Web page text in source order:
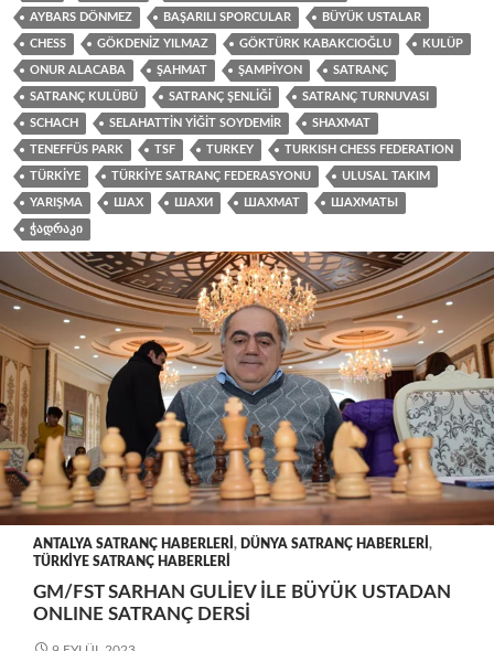
AYBARS DÖNMEZ BAŞARILI SPORCULAR BÜYÜK USTALAR
CHESS GÖKDENIZ YILMAZ GÖKTÜRK KABAKCIOĞLU KULÜP
ONUR ALACABA ŞAHMAT ŞAMPIYON SATRANÇ
SATRANÇ KULÜBÜ SATRANÇ ŞENLIĞI SATRANÇ TURNUVASI
SCHACH SELAHATTIN YIĞIT SOYDEMIR SHAXMAT
TENEFFÜS PARK TSF TURKEY TURKISH CHESS FEDERATION
TÜRKIYE TÜRKIYE SATRANÇ FEDERASYONU ULUSAL TAKIM
YARIŞMA ШАХ ШАХИ ШАХМАТ ШАХМАТЫ
ᲭᲐᲓᲠᲐᲙᲘ
ANTALYA SATRANÇ HABERLERI , DÜNYA SATRANÇ HABERLERI ,
TÜRKIYE SATRANÇ HABERLERI
GM/FST SARHAN GULIEV ILE BÜYÜK USTADAN
ONLINE SATRANÇ DERSI